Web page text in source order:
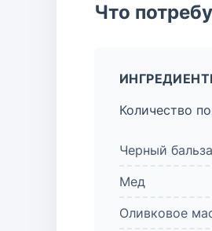
Что
Количество
Черный
Мед
Оливковое